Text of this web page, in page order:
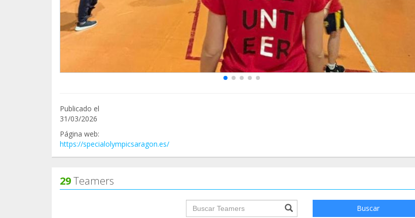
Publicado el
31/03/2026
Página web:
https://specialolympicsaragon.es/
29Teamers
groupProfile.searchForm.search.text??? Buscar